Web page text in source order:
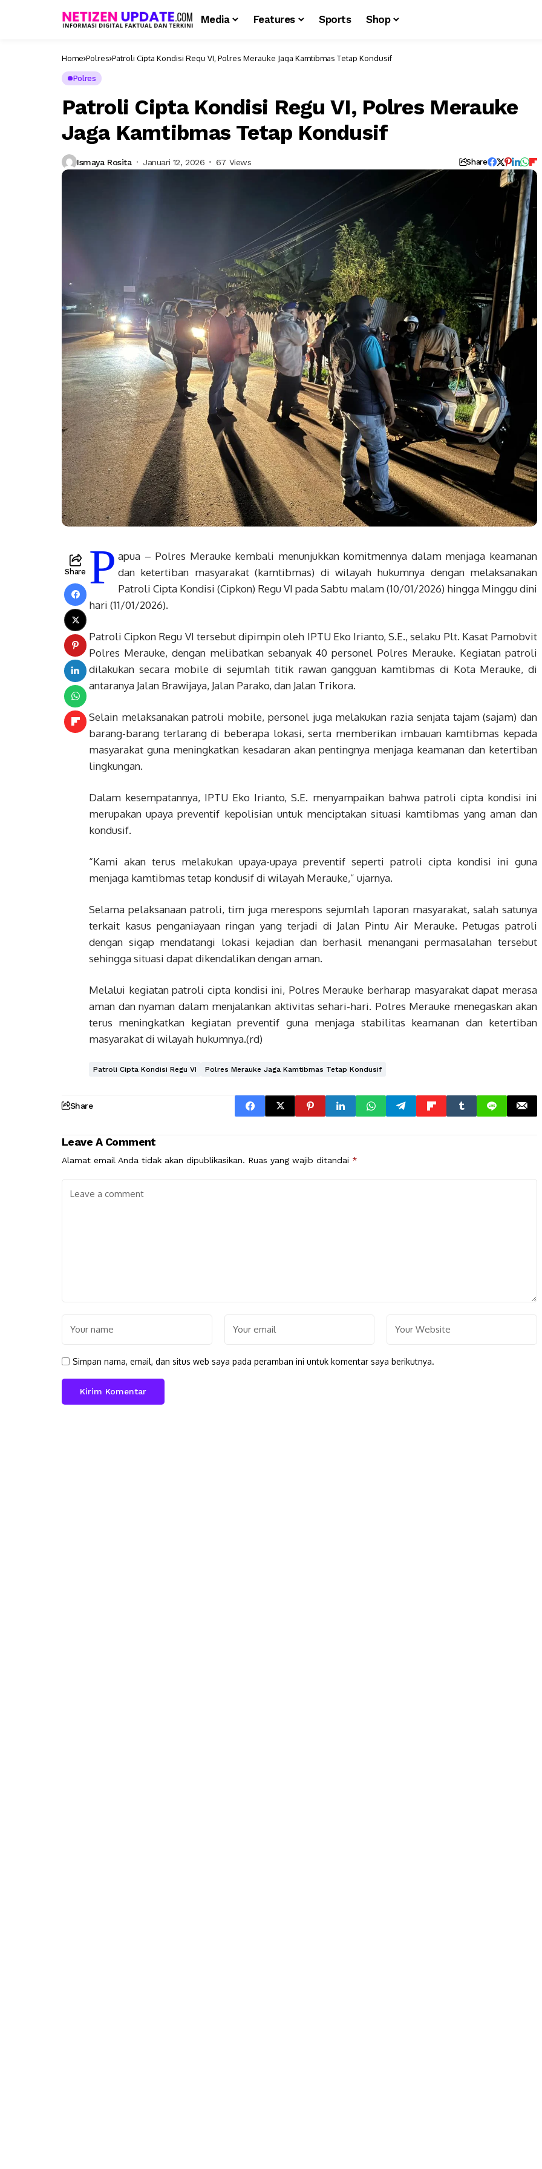
Media Features Sports Shop
Home Polres Patroli Cipta Kondisi Regu VI, Polres Merauke Jaga Kamtibmas Tetap Kondusif
Polres
Patroli Cipta Kondisi Regu VI, Polres Merauke
Jaga Kamtibmas Tetap Kondusif
Ismaya Rosita Januari 12, 2026 67 Views Share
Share P apua – Polres Merauke kembali menunjukkan komitmennya dalam menjaga keamanan
dan ketertiban masyarakat (kamtibmas) di wilayah hukumnya dengan melaksanakan
Patroli Cipta Kondisi (Cipkon) Regu VI pada Sabtu malam (10/01/2026) hingga Minggu dini
hari (11/01/2026).
Patroli Cipkon Regu VI tersebut dipimpin oleh IPTU Eko Irianto, S.E., selaku Plt. Kasat Pamobvit
Polres Merauke, dengan melibatkan sebanyak 40 personel Polres Merauke. Kegiatan patroli
dilakukan secara mobile di sejumlah titik rawan gangguan kamtibmas di Kota Merauke, di
antaranya Jalan Brawijaya, Jalan Parako, dan Jalan Trikora.
Selain melaksanakan patroli mobile, personel juga melakukan razia senjata tajam (sajam) dan
barang-barang terlarang di beberapa lokasi, serta memberikan imbauan kamtibmas kepada
masyarakat guna meningkatkan kesadaran akan pentingnya menjaga keamanan dan ketertiban
lingkungan.
Dalam kesempatannya, IPTU Eko Irianto, S.E. menyampaikan bahwa patroli cipta kondisi ini
merupakan upaya preventif kepolisian untuk menciptakan situasi kamtibmas yang aman dan
kondusif.
“Kami akan terus melakukan upaya-upaya preventif seperti patroli cipta kondisi ini guna
menjaga kamtibmas tetap kondusif di wilayah Merauke,” ujarnya.
Selama pelaksanaan patroli, tim juga merespons sejumlah laporan masyarakat, salah satunya
terkait kasus penganiayaan ringan yang terjadi di Jalan Pintu Air Merauke. Petugas patroli
dengan sigap mendatangi lokasi kejadian dan berhasil menangani permasalahan tersebut
sehingga situasi dapat dikendalikan dengan aman.
Melalui kegiatan patroli cipta kondisi ini, Polres Merauke berharap masyarakat dapat merasa
aman dan nyaman dalam menjalankan aktivitas sehari-hari. Polres Merauke menegaskan akan
terus meningkatkan kegiatan preventif guna menjaga stabilitas keamanan dan ketertiban
masyarakat di wilayah hukumnya.(rd)
Patroli Cipta Kondisi Regu VI Polres Merauke Jaga Kamtibmas Tetap Kondusif
Share
Leave A Comment
Alamat email Anda tidak akan dipublikasikan. Ruas yang wajib ditandai *
Simpan nama, email, dan situs web saya pada peramban ini untuk komentar saya berikutnya.